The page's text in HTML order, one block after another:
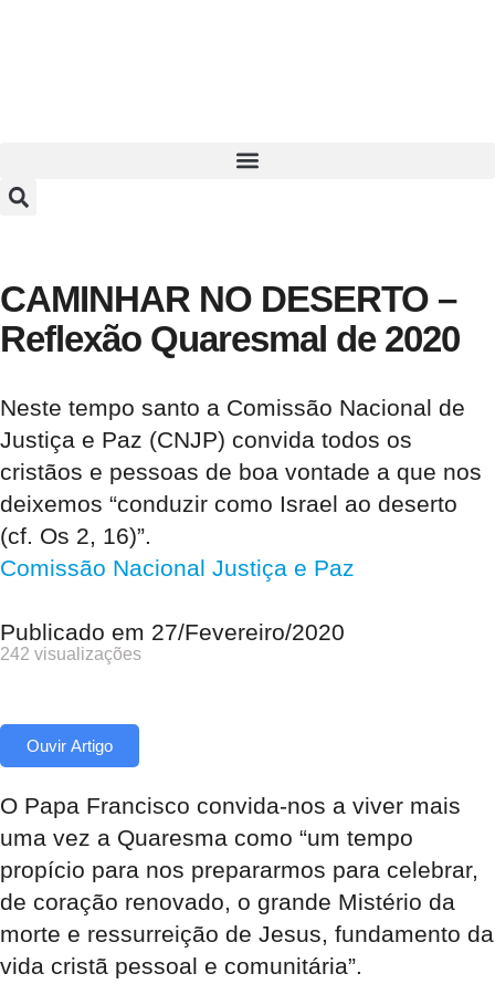
CAMINHAR NO DESERTO –
Reflexão Quaresmal de 2020
Neste tempo santo a Comissão Nacional de
Justiça e Paz (CNJP) convida todos os
cristãos e pessoas de boa vontade a que nos
deixemos “conduzir como Israel ao deserto
(cf. Os 2, 16)”.
Comissão Nacional Justiça e Paz
Publicado em 27/Fevereiro/2020
242 visualizações
Ouvir Artigo
O Papa Francisco convida-nos a viver mais
uma vez a Quaresma como “um tempo
propício para nos prepararmos para celebrar,
de coração renovado, o grande Mistério da
morte e ressurreição de Jesus, fundamento da
vida cristã pessoal e comunitária”.